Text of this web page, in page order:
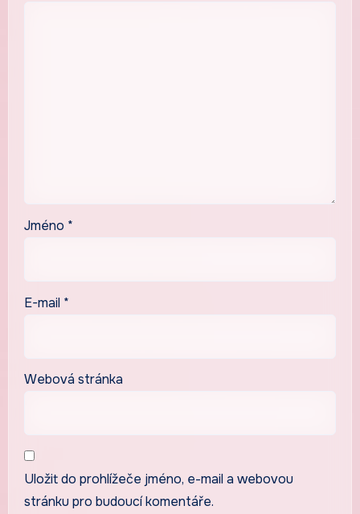
Jméno *
E-mail *
Webová stránka
Uložit do prohlížeče jméno, e-mail a webovou
stránku pro budoucí komentáře.